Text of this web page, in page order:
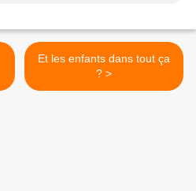
Et les enfants dans tout ça
? >